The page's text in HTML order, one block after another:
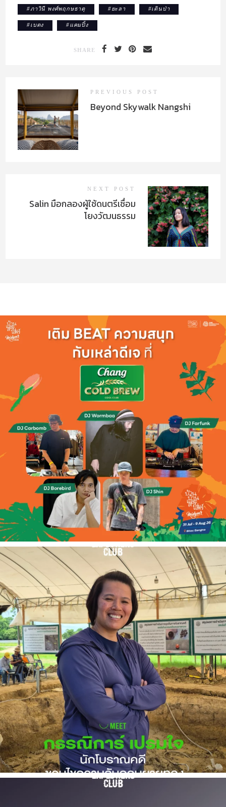
#ภาวินี พงศ์พฤกษธาตุ #ยะลา #เดินป่า
#เบตง #แคมปิ้ง
SHARE
PREVIOUS POST
Beyond Skywalk Nangshi
NEXT POST
Salin มือกลองผู้ใช้ดนตรีเชื่อม
โยงวัฒนธรรม